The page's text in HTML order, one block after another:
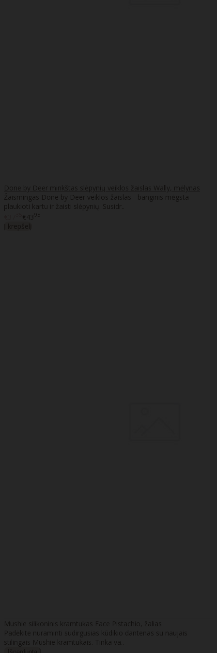
Done by Deer minkštas slėpynių veiklos žaislas Wally, mėlynas
Žaismingas Done by Deer veiklos žaislas - banginis mėgsta
plaukioti kartu ir žaisti slėpynių. Susidr..
€4395
Mushie silikoninis kramtukas Face Pistachio, žalias
Padėkite nuraminti sudirgusias kūdikio dantenas su naujais
stilingais Mushie kramtukais. Tinka va..